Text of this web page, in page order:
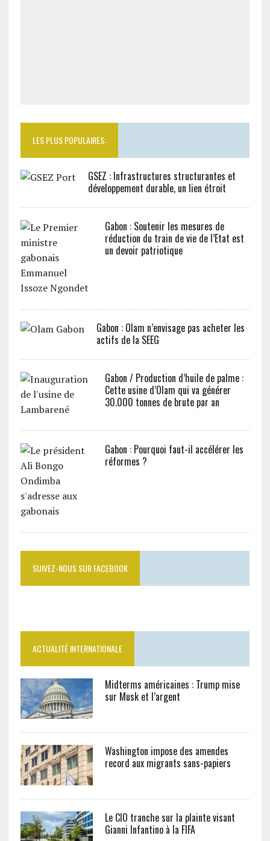
LES PLUS POPULAIRES:
GSEZ : Infrastructures structurantes et
développement durable, un lien étroit
Gabon : Soutenir les mesures de
réduction du train de vie de l’Etat est
un devoir patriotique
Gabon : Olam n’envisage pas acheter les
actifs de la SEEG
Gabon / Production d’huile de palme :
Cette usine d’Olam qui va générer
30.000 tonnes de brute par an
Gabon : Pourquoi faut-il accélérer les
réformes ?
SUIVEZ-NOUS SUR FACEBOOK
ACTUALITÉ INTERNATIONALE
Midterms américaines : Trump mise
sur Musk et l’argent
Washington impose des amendes
record aux migrants sans-papiers
Le CIO tranche sur la plainte visant
Gianni Infantino à la FIFA